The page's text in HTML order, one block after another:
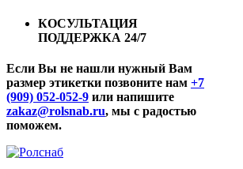
КОСУЛЬТАЦИЯ
ПОДДЕРЖКА 24/7
Если Вы не нашли нужный Вам
размер этикетки позвоните нам +7
(909) 052-052-9 или напишите
zakaz@rolsnab.ru, мы с радостью
поможем.